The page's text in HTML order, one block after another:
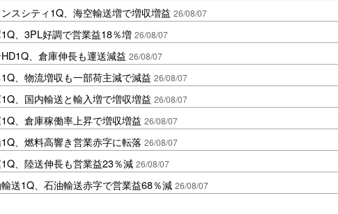
スシティ1Q、海空輸送増で増収増益 26/08/07
、3PL好調で営業益18％増 26/08/07
、倉庫伸長も運送減益 26/08/07
、物流増収も一部荷主減で減益 26/08/07
、国内輸送と輸入増で増収増益 26/08/07
、倉庫稼働率上昇で増収増益 26/08/07
、燃料高響き営業赤字に転落 26/08/07
、陸送伸長も営業益23％減 26/08/07
送1Q、石油輸送赤字で営業益68％減 26/08/07